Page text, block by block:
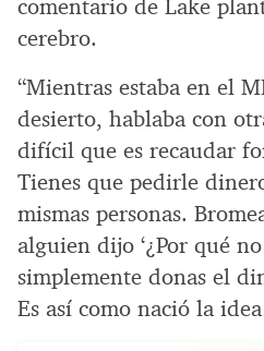
comentario de Lake
cerebro.
“Mientras estaba en el
desierto, hablaba con
difícil que es recaudar
Tienes que pedirle
mismas personas.
alguien dijo ‘¿Por qué
simplemente donas el
Es así como nació la